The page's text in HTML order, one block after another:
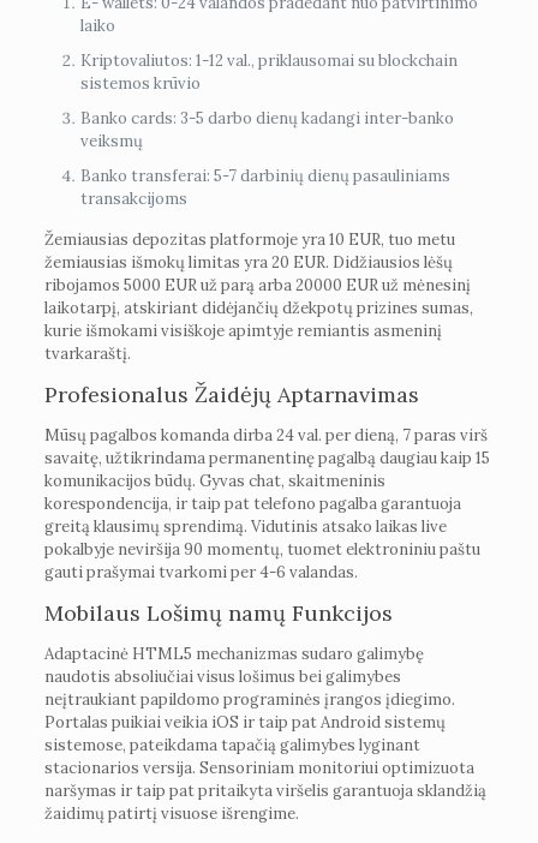
laiko
Kriptovaliutos: 1-12 val., priklausomai su blockchain
sistemos krūvio
Banko cards: 3-5 darbo dienų kadangi inter-banko
veiksmų
Banko transferai: 5-7 darbinių dienų pasauliniams
transakcijoms
Žemiausias depozitas platformoje yra 10 EUR, tuo metu
žemiausias išmokų limitas yra 20 EUR. Didžiausios lėšų
ribojamos 5000 EUR už parą arba 20000 EUR už mėnesinį
laikotarpį, atskiriant didėjančių džekpotų prizines sumas,
kurie išmokami visiškoje apimtyje remiantis asmeninį
tvarkaraštį.
Profesionalus Žaidėjų Aptarnavimas
Mūsų pagalbos komanda dirba 24 val. per dieną, 7 paras virš
savaitę, užtikrindama permanentinę pagalbą daugiau kaip 15
komunikacijos būdų. Gyvas chat, skaitmeninis
korespondencija, ir taip pat telefono pagalba garantuoja
greitą klausimų sprendimą. Vidutinis atsako laikas live
pokalbyje neviršija 90 momentų, tuomet elektroniniu paštu
gauti prašymai tvarkomi per 4-6 valandas.
Mobilaus Lošimų namų Funkcijos
Adaptacinė HTML5 mechanizmas sudaro galimybę
naudotis absoliučiai visus lošimus bei galimybes
neįtraukiant papildomo programinės įrangos įdiegimo.
Portalas puikiai veikia iOS ir taip pat Android sistemų
sistemose, pateikdama tapačią galimybes lyginant
stacionarios versija. Sensoriniam monitoriui optimizuota
naršymas ir taip pat pritaikyta viršelis garantuoja sklandžią
žaidimų patirtį visuose išrengime.